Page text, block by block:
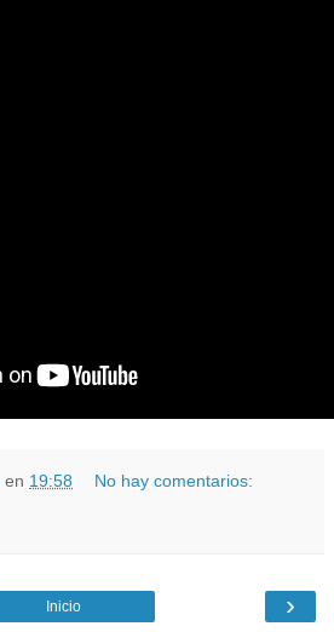
en 19:58 No hay comentarios:
›
Inicio